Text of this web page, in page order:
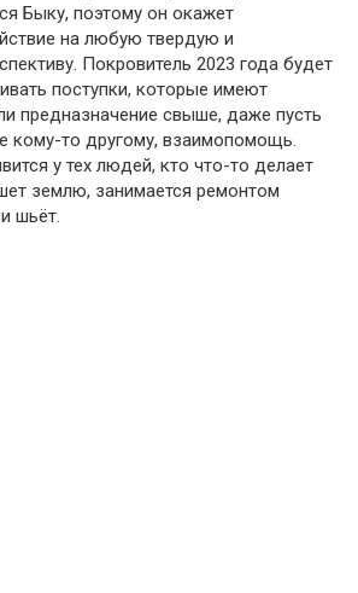
Быку, поэтому он окажет
на любую твердую и
Покровитель 2023 года будет
поступки, которые имеют
предназначение свыше, даже пусть
кому-то другому, взаимопомощь.
у тех людей, кто что-то делает
землю, занимается ремонтом
шьёт.